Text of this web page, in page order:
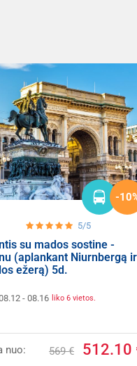
5/5
-
su mados sostine -
(aplankant Niurnbergą ir
ežerą) 5d.
- 08.16 liko 6 vietos.
nuo: 569 € 512.10